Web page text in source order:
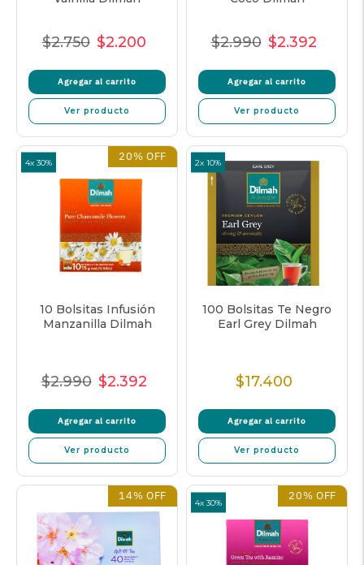
Precio
$2.750 Precio
oferta
$2.200
Agregar al carrito
Ver producto
Precio
$2.990 Precio
oferta
$2.392
Agregar al carrito
Ver producto
4x 30% 20% OFF
10 Bolsitas Infusión
Manzanilla Dilmah
Precio
$2.990 Precio
oferta
$2.392
Agregar al carrito
Ver producto
2x 10%
100 Bolsitas Te Negro
Earl Grey Dilmah
Precio
$17.400
Agregar al carrito
Ver producto
14% OFF 4x 30% 20% OFF